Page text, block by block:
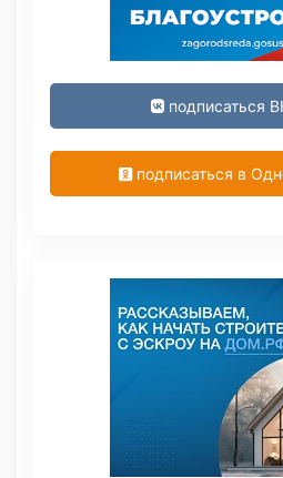
подписаться
подписаться в